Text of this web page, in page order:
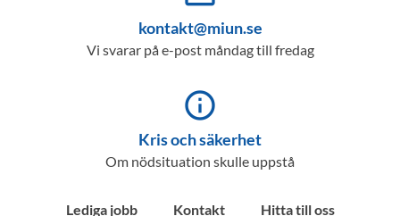
kontakt@miun.se
Vi svarar på e-post måndag till fredag
info_outline
Kris och säkerhet
Om nödsituation skulle uppstå
Lediga jobb Kontakt Hitta till oss